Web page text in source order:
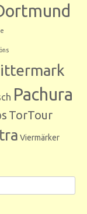
Pachura
TorTour
Viermärker